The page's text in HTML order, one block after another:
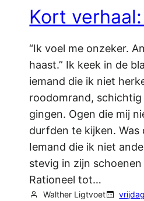
Kort
“Ik voel me onzeker.
haast.” Ik keek in de
iemand die ik niet
roodomrand,
gingen. Ogen die mij
durfden te kijken. Was
Iemand die ik niet
stevig in zijn
Rationeel tot…
Walther Ligtvoet